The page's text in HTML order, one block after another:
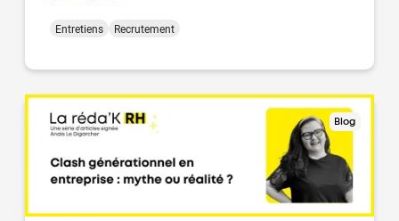
Entretiens Recrutement
Blog